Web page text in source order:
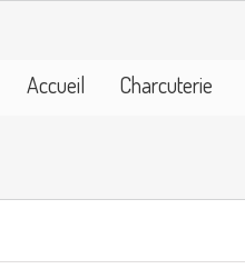
Accueil Charcuterie